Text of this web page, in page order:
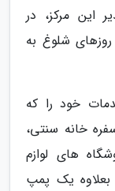
این مرکز، در
نفر و در روزهای شلوغ به
خود را که
خانه سنتی،
های لوازم
یک پمپ